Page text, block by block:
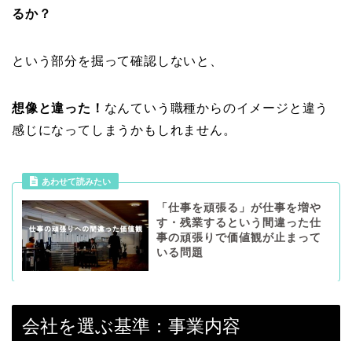
るか？
という部分を掘って確認しないと、
想像と違った！ なんていう職種からのイメージと違う
感じになってしまうかもしれません。
あわせて読みたい
「仕事を頑張る」が仕事を増や
す・残業するという間違った仕
事の頑張りで価値観が止まって
いる問題
会社を選ぶ基準：事業内容